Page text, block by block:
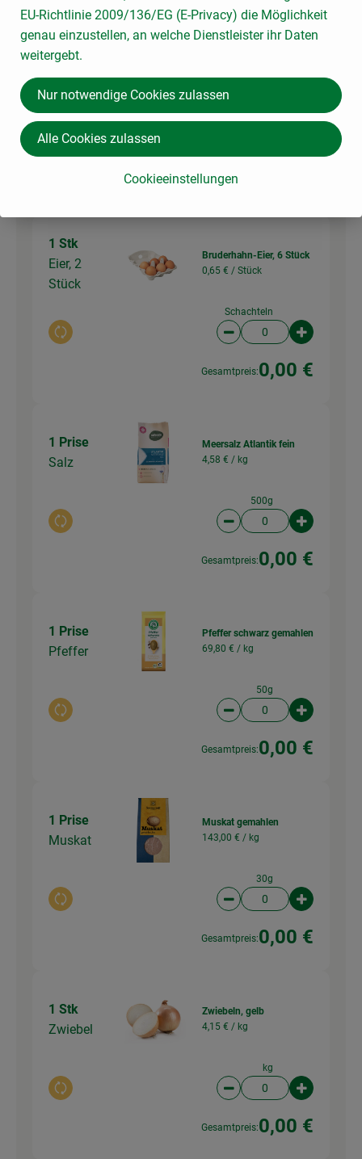
3 EL
2,59 € /
1kg
Artikelanzahl
Gesamtpreis:
1 Stk
Eier, 2
Stück
Auswahl ändern
Bruderhahn-Eier, 6 Stück
0,65 € / Stück
Schachteln
Artikelanzahl
Gesamtpreis:0,00 €
1 Prise
Salz
Auswahl ändern
Meersalz Atlantik fein
4,58 € / kg
500g
Artikelanzahl
Gesamtpreis:0,00 €
1 Prise
Pfeffer
Auswahl ändern
Pfeffer schwarz gemahlen
69,80 € / kg
50g
Artikelanzahl
Gesamtpreis:0,00 €
1 Prise
Muskat
Auswahl ändern
Muskat gemahlen
143,00 € / kg
30g
Artikelanzahl
Gesamtpreis:0,00 €
1 Stk
Zwiebel
Auswahl ändern
Zwiebeln, gelb
4,15 € / kg
kg
Artikelanzahl
Gesamtpreis:0,00 €
EU-Richtlinie 2009/136/EG (E-Privacy) die Möglichkeit
genau einzustellen, an welche Dienstleister ihr Daten
weitergebt.
Cookieeinstellungen
Nur notwendige Cookies zulassen
Alle Cookies zulassen